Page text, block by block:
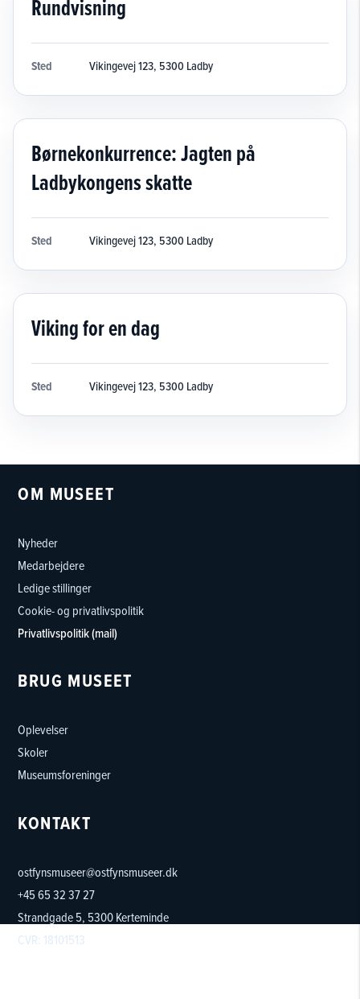
Rundvisning
Sted Vikingevej 123, 5300 Ladby
Børnekonkurrence: Jagten på
Ladbykongens skatte
Sted Vikingevej 123, 5300 Ladby
Viking for en dag
Sted Vikingevej 123, 5300 Ladby
OM MUSEET
Nyheder
Medarbejdere
Ledige stillinger
Cookie- og privatlivspolitik
Privatlivspolitik (mail)
BRUG MUSEET
Oplevelser
Skoler
Museumsforeninger
KONTAKT
ostfynsmuseer@ostfynsmuseer.dk
+45 65 32 37 27
Strandgade 5, 5300 Kerteminde
CVR: 18101513